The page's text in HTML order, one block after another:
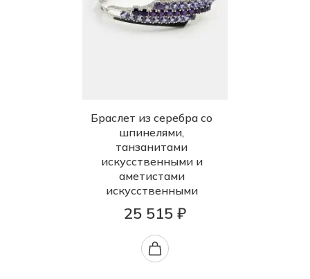
Браслет из серебра со
шпинелями,
танзанитами
искусственными и
аметистами
искусственными
25 515 ₽